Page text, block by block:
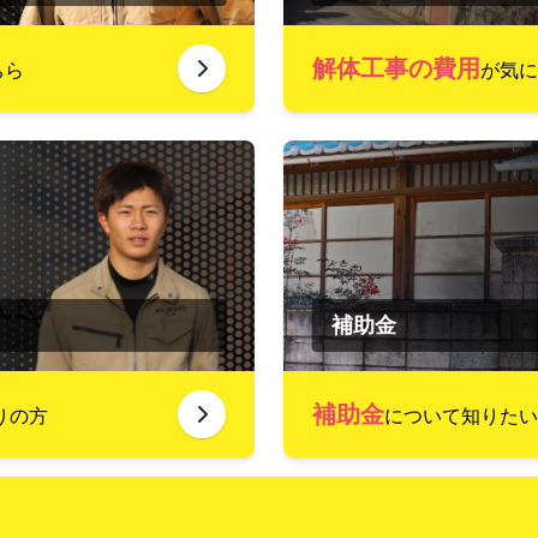
解体工事の費用 が気
の方
補助金
補助金について知りた